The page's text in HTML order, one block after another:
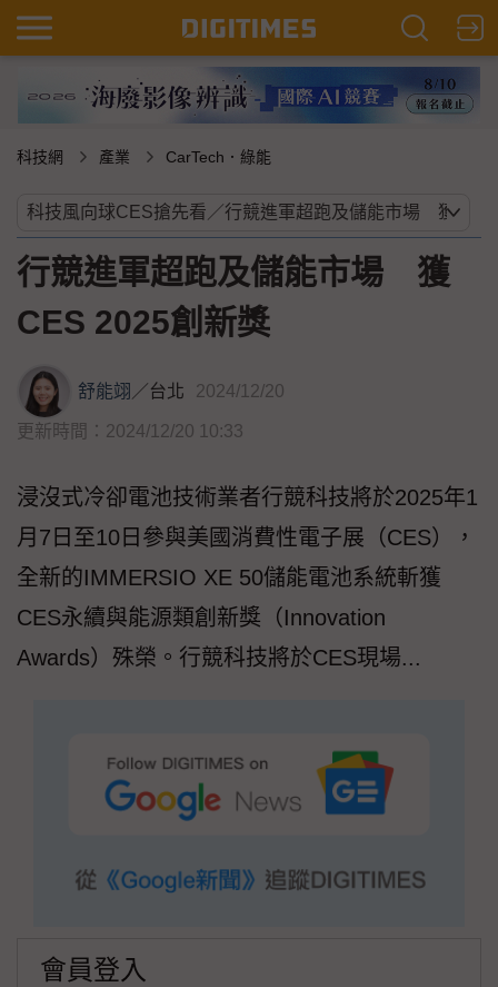
科技網 產業 CarTech．綠能
行競進軍超跑及儲能市場 獲
CES 2025創新獎
舒能翊 ／台北 2024/12/20
更新時間：2024/12/20 10:33
浸沒式冷卻電池技術業者行競科技將於2025年1
月7日至10日參與美國消費性電子展（CES），
全新的IMMERSIO XE 50儲能電池系統斬獲
CES永續與能源類創新獎（Innovation
Awards）殊榮。行競科技將於CES現場...
會員登入